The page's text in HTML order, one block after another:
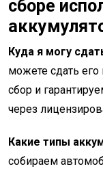
сборе
Куда я могу
можете сдать
сбор и
через
Какие типы
собираем